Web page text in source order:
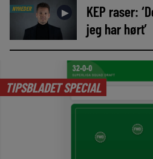
NYHEDER ►
KEP raser:
jeg har hørt’
TIPSBLADET SPECIAL